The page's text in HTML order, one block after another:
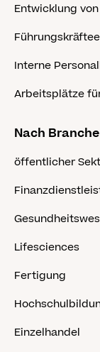
Entwicklung
Interne
Arbeitsplätze
Nach Branche
öffentlicher
Lifesciences
Fertigung
Einzelhandel